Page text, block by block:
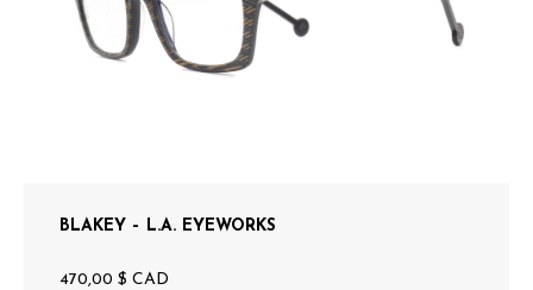
BLAKEY – L.A. EYEWORKS
470,00 $ CAD